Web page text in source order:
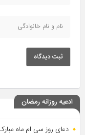
ثبت دیدگاه
ادعیه روزانه رمضان
دعای روز سی ام ماه